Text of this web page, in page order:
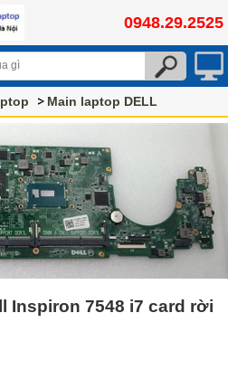
0948.29.2525
Main laptop DELL
Inspiron 7548 i7 card rời